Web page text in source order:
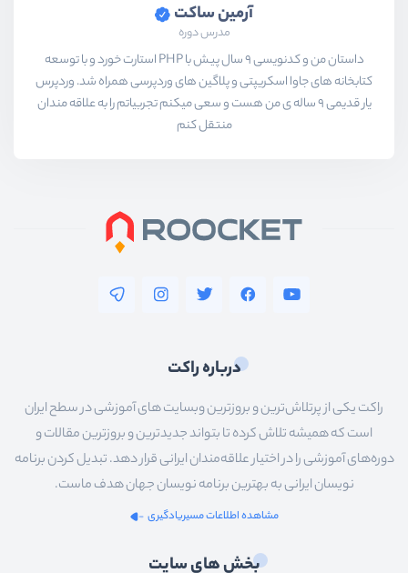
آرمین ساکت
مدرس دوره
داستان من و کدنویسی 9 سال پیش با PHP استارت خورد و با توسعه
کتابخانه های جاوا اسکریپتی و پلاگین های وردپرسی همراه شد. وردپرس
یار قدیمی 9 ساله ی من هست و سعی میکنم تجربیاتم را به علاقه مندان
منتقل کنم
درباره راکت
راکت یکی از پرتلاش‌ترین و بروزترین وبسایت های آموزشی در سطح ایران
است که همیشه تلاش کرده تا بتواند جدیدترین و بروزترین مقالات و
دوره‌های آموزشی را در اختیار علاقه‌مندان ایرانی قرار دهد. تبدیل کردن برنامه
نویسان ایرانی به بهترین برنامه نویسان جهان هدف ماست.
مشاهده اطلاعات مسیریادگیری
بخش های سایت